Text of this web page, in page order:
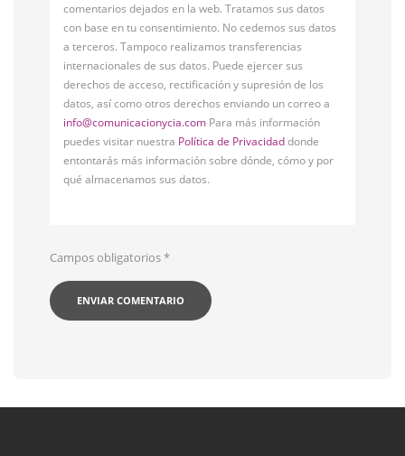
comentarios dejados en la web. Tratamos sus datos
con base en tu consentimiento. No cedemos sus datos
a terceros. Tampoco realizamos transferencias
internacionales de sus datos. Puede ejercer sus
derechos de acceso, rectificación y supresión de los
datos, así como otros derechos enviando un correo a
info@comunicacionycia.com Para más información
puedes visitar nuestra Política de Privacidaddonde
entontarás más información sobre dónde, cómo y por
qué almacenamos sus datos.
Campos obligatorios*